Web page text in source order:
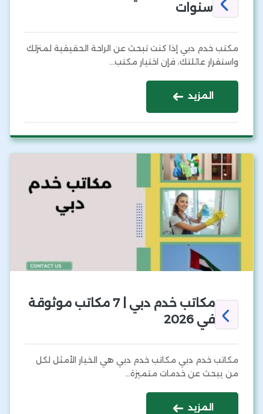
سنوات
مكتب خدم دبي إذا كنت تبحث عن الراحة الحقيقية لمنزلك
واستقرار عائلتك، فإن اختيار مكتب…
المزيد
مكاتب خدم دبي | 7 مكاتب موثوقة
في 2026
مكاتب خدم دبي مكاتب خدم دبي هي الخيار الأمثل لكل
من يبحث عن خدمات متميزة…
المزيد